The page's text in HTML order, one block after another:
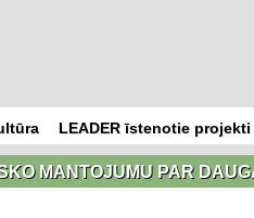
LEADER īstenotie projekti
MANTOJUMU PAR